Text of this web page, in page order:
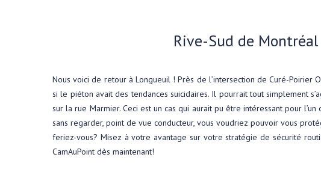
Rive-Sud de
Nous voici de retour à Longueuil ! Près de l’intersection de Curé-Poirier
si le piéton avait des tendances suicidaires. Il pourrait tout simplement
sur la rue Marmier. Ceci est un cas qui aurait pu être intéressant pour
sans regarder, point de vue conducteur, vous voudriez pouvoir vous
feriez-vous? Misez à votre avantage sur votre stratégie de sécurité
CamAuPoint dès maintenant!